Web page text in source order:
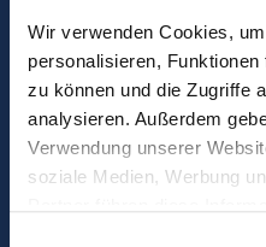
Wir verwenden Cookies,
personalisieren,
zu können und die Zugriffe
analysieren. Außerdem
Verwendung unserer
soziale Medien, Werbung
Bestellung